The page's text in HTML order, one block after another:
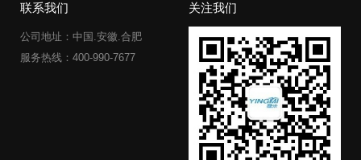
联系我们
公司地址：中国.安徽.合肥
服务热线：400-990-7677
关注我们